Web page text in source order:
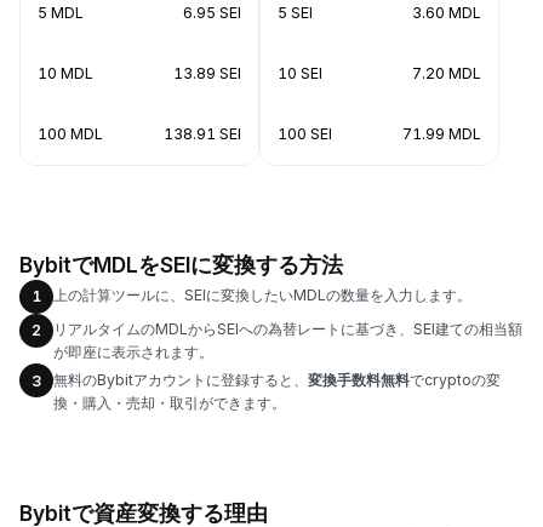
5 MDL 6.95 SEI
10 MDL 13.89 SEI
100 MDL 138.91 SEI
5 SEI 3.60 MDL
10 SEI 7.20 MDL
100 SEI 71.99 MDL
BybitでMDLをSEIに変換する方法
1
上の計算ツールに、SEIに変換したいMDLの数量を入力します。
2
リアルタイムのMDLからSEIへの為替レートに基づき、SEI建ての相当額
が即座に表示されます。
3
無料のBybitアカウントに登録すると、 変換手数料無料でcryptoの変
換・購入・売却・取引ができます。
Bybitで資産変換する理由